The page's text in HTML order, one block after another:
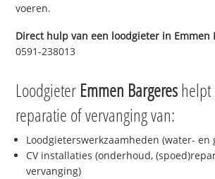
voeren.
Direct hulp van een loodgieter in Emmen
0591-238013
Loodgieter Emmen Bargeres
reparatie of vervanging van:
Loodgieterswerkzaamheden (water- en
CV installaties (onderhoud,
vervanging)